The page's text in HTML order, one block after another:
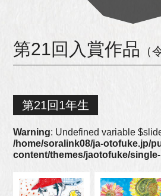
第21回入賞作品 （
第21回1年生
Warning: Undefined variable
/home/soralink08/ja-otofuke.jp/
content/themes/jaotofuke/